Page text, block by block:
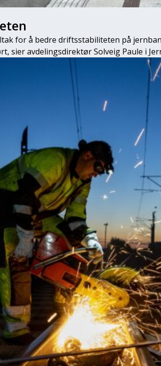
for å bedre driftsstabiliteten på
sier avdelingsdirektør Solveig Paule i